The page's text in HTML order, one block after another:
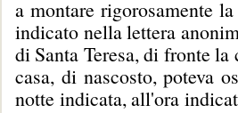
a montare rigorosamente
indicato nella lettera
di Santa Teresa, di fronte
casa, di nascosto, poteva
notte indicata, all'ora